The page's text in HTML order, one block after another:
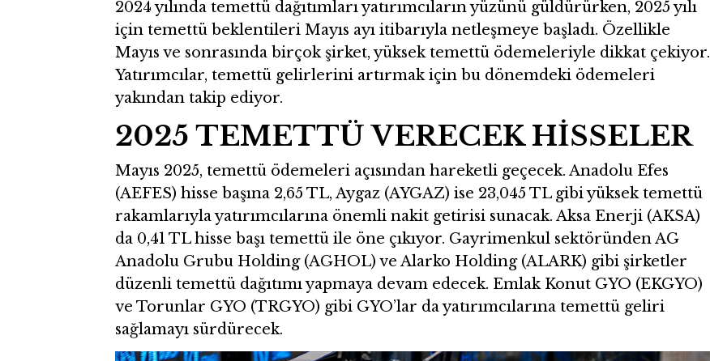
2024 yılında temettü dağıtımları yatırımcıların yüzünü güldürürken, 2025 yılı
için temettü beklentileri Mayıs ayı itibarıyla netleşmeye başladı. Özellikle
Mayıs ve sonrasında birçok şirket, yüksek temettü ödemeleriyle dikkat çekiyor.
Yatırımcılar, temettü gelirlerini artırmak için bu dönemdeki ödemeleri
yakından takip ediyor.
2025 TEMETTÜ VERECEK HİSSELER
Mayıs 2025, temettü ödemeleri açısından hareketli geçecek. Anadolu Efes
(AEFES) hisse başına 2,65 TL, Aygaz (AYGAZ) ise 23,045 TL gibi yüksek temettü
rakamlarıyla yatırımcılarına önemli nakit getirisi sunacak. Aksa Enerji (AKSA)
da 0,41 TL hisse başı temettü ile öne çıkıyor. Gayrimenkul sektöründen AG
Anadolu Grubu Holding (AGHOL) ve Alarko Holding (ALARK) gibi şirketler
düzenli temettü dağıtımı yapmaya devam edecek. Emlak Konut GYO (EKGYO)
ve Torunlar GYO (TRGYO) gibi GYO’lar da yatırımcılarına temettü geliri
sağlamayı sürdürecek.